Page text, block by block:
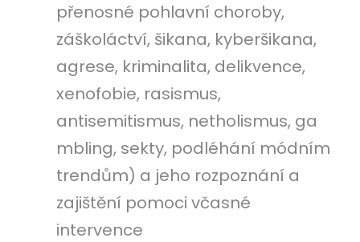
přenosné pohlavní choroby,
záškoláctví, šikana, kyberšikana,
agrese, kriminalita, delikvence,
xenofobie, rasismus,
antisemitismus, netholismus, ga
mbling, sekty, podléhání módním
trendům) a jeho rozpoznání a
zajištění pomoci včasné
intervence